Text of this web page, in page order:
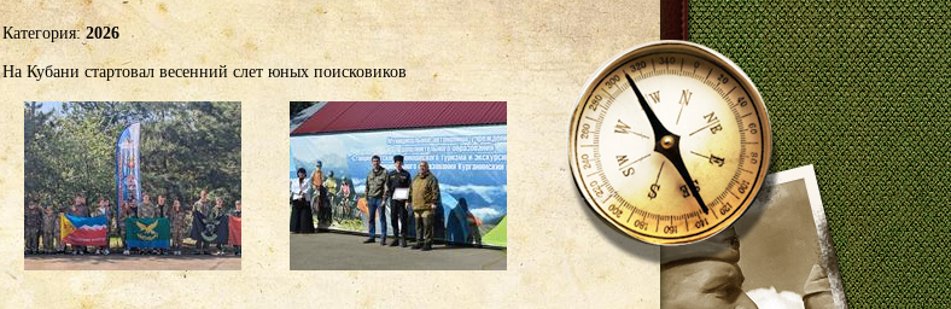
Категория:2026
На Кубани стартовал весенний слет юных поисковиков